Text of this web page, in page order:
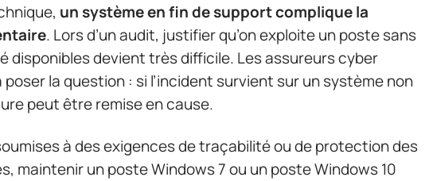
un système en fin de support complique la
. Lors d’un audit, justifier qu’on exploite un poste sans
disponibles devient très difficile. Les assureurs cyber
la question : si l’incident survient sur un système non
peut être remise en cause.
à des exigences de traçabilité ou de protection des
maintenir un poste Windows 7 ou un poste Windows 10